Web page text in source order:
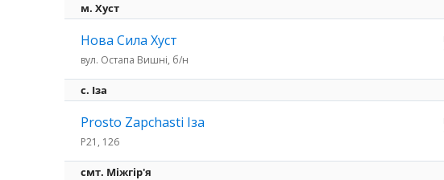
м. Хуст
Нова Сила Хуст
вул. Остапа Вишні, б/н
c. Іза
Prosto Zapchasti Іза
P21, 126
смт. Міжгір'я